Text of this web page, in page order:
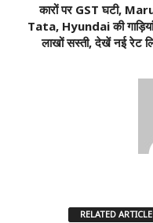
कारों पर GST घटी,
Tata, Hyundai की
लाखों सस्ती, देखें नई रेट
RELATED